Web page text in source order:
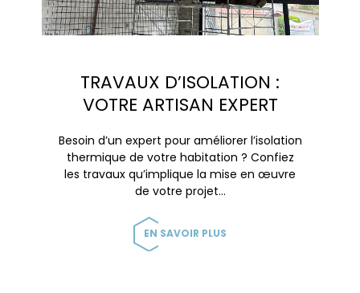
TRAVAUX D’ISOLATION :
VOTRE ARTISAN EXPERT
Besoin d’un expert pour améliorer l’isolation
thermique de votre habitation ? Confiez
les travaux qu’implique la mise en œuvre
de votre projet…
EN SAVOIR PLUS